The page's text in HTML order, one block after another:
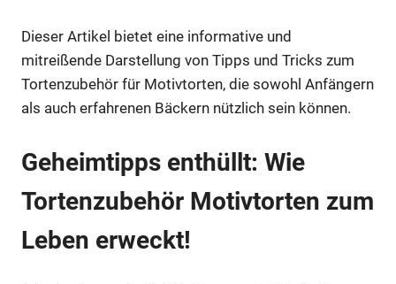
Dieser Artikel bietet eine informative und
mitreißende Darstellung von Tipps und Tricks zum
Tortenzubehör für Motivtorten, die sowohl Anfängern
als auch erfahrenen Bäckern nützlich sein können.
Geheimtipps enthüllt: Wie
Tortenzubehör Motivtorten zum
Leben erweckt!